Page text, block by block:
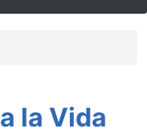
ayuda a la
la Vida